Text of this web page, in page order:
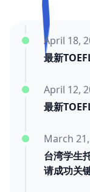
最新
April 18,
最新
April 12,
台湾学生
请成功关
March